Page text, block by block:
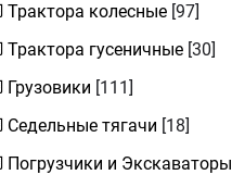
Трактора колесные [97]
Трактора гусеничные [30]
Грузовики [111]
Седельные тягачи [18]
Погрузчики и Экскаваторы